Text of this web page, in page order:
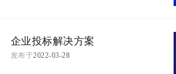
企业投标解决方案
发布于2022-03-28